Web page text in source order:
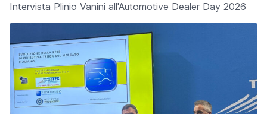
Intervista Plinio Vanini all'Automotive Dealer Day 2026